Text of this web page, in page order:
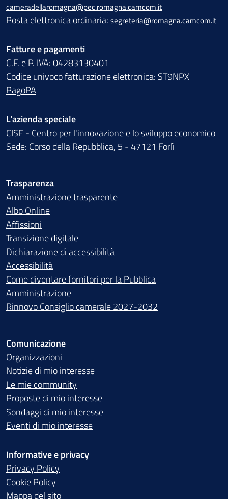
cameradellaromagna@pec.romagna.camcom.it
Posta elettronica ordinaria: segreteria@romagna.camcom.it
Fatture e pagamenti
C.F. e P. IVA: 04283130401
Codice univoco fatturazione elettronica: ST9NPX
PagoPA
L'azienda speciale
CISE - Centro per l'innovazione e lo sviluppo economico
Sede: Corso della Repubblica, 5 - 47121 Forlì
Trasparenza
Amministrazione trasparente
Albo Online
Affissioni
Transizione digitale
Dichiarazione di accessibilità
Accessibilità
Come diventare fornitori per la Pubblica
Amministrazione
Rinnovo Consiglio camerale 2027-2032
Comunicazione
Organizzazioni
Notizie di mio interesse
Le mie community
Proposte di mio interesse
Sondaggi di mio interesse
Eventi di mio interesse
Informative e privacy
Privacy Policy
Cookie Policy
Mappa del sito